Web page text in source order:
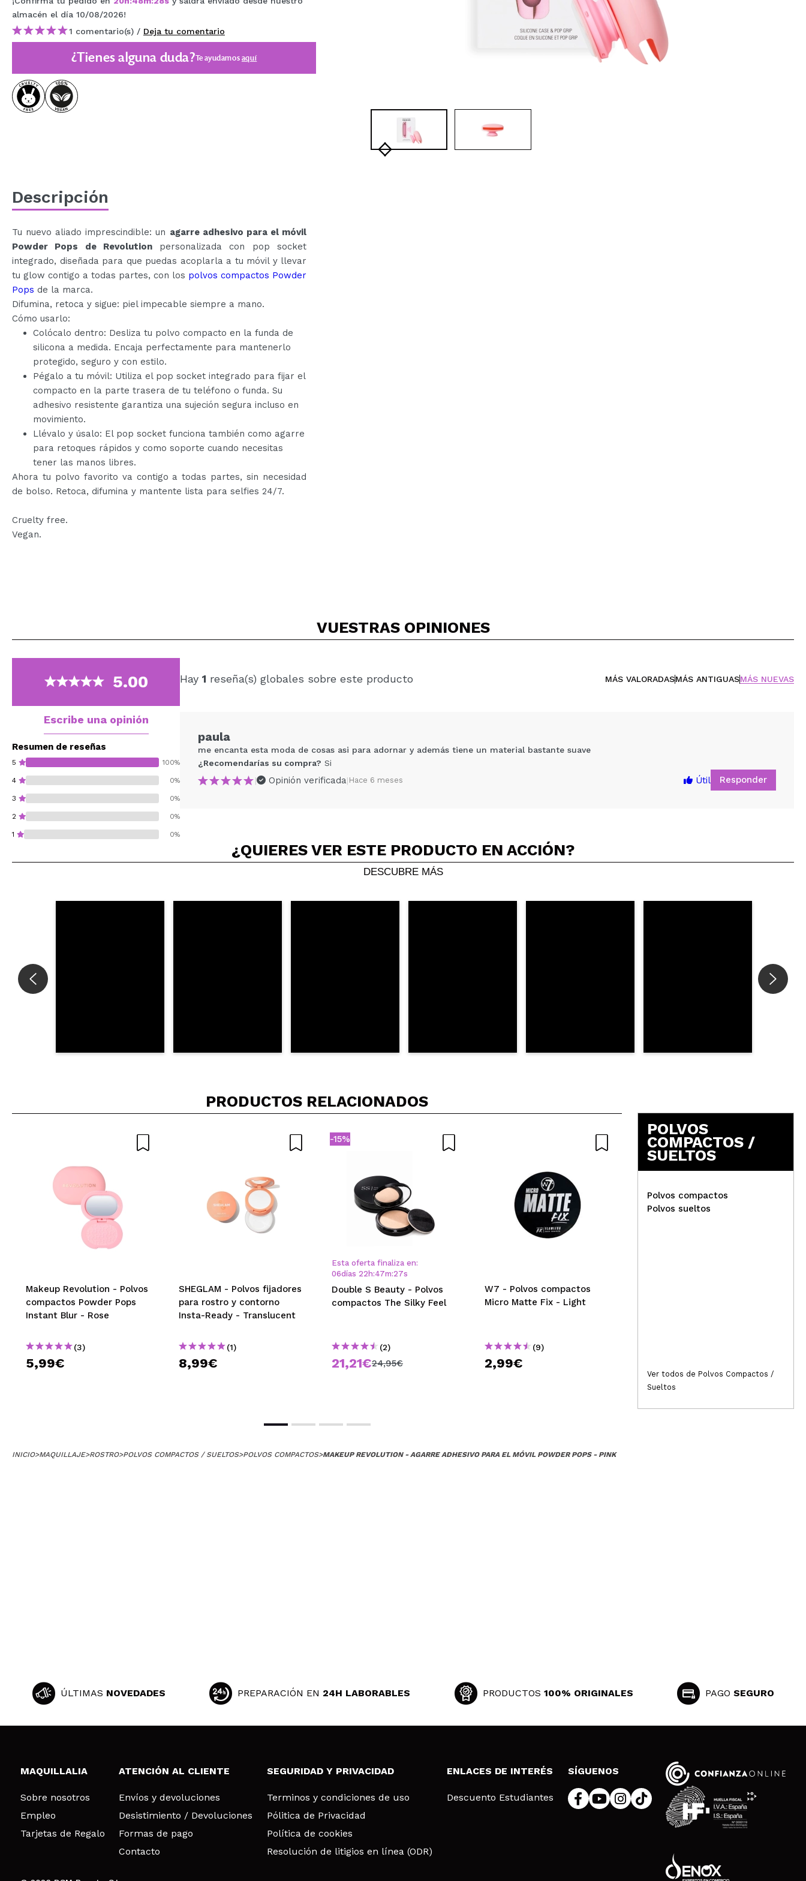
MAQUIFARMA
KOREA ZONE
TRAVEL SIZE
NATURE
PRÓXIMAMENTE
CREAR CUENTA
almacén el día 10/08/2026!
1 comentario(s) / Deja tu comentario
¿Tienes alguna duda?Te ayudamosaquí
Descripción
Tu nuevo aliado imprescindible: un agarre adhesivo para el móvil
Powder Pops de Revolutionpersonalizada con pop socket
integrado, diseñada para que puedas acoplarla a tu móvil y llevar
tu glow contigo a todas partes, con los polvos compactos Powder
Pops de la marca.
Difumina, retoca y sigue: piel impecable siempre a mano.
Cómo usarlo:
Colócalo dentro: Desliza tu polvo compacto en la funda de
silicona a medida. Encaja perfectamente para mantenerlo
protegido, seguro y con estilo.
Pégalo a tu móvil: Utiliza el pop socket integrado para fijar el
compacto en la parte trasera de tu teléfono o funda. Su
adhesivo resistente garantiza una sujeción segura incluso en
movimiento.
Llévalo y úsalo: El pop socket funciona también como agarre
para retoques rápidos y como soporte cuando necesitas
tener las manos libres.
Ahora tu polvo favorito va contigo a todas partes, sin necesidad
de bolso. Retoca, difumina y mantente lista para selfies 24/7.
Cruelty free.
Vegan.
VUESTRAS OPINIONES
5.00
Escribe una opinión
Resumen de reseñas
5 100%
4 0%
3 0%
2 0%
1 0%
Hay 1 reseña(s) globales sobre este producto MÁS VALORADASMÁS ANTIGUASMÁS NUEVAS
Compartir un vídeo o una foto
Tu vídeo podría ser el primero. Imagínatelo...
¿Recomendarías su compra? Si No 5/5
paula
me encanta esta moda de cosas asi para adornar y además tiene un material bastante suave
¿Recomendarías su compra? Si
|
Opinión verificada| Hace 6 meses Útil Responder
¿QUIERES VER ESTE PRODUCTO EN ACCIÓN?
DESCUBRE MÁS
PRODUCTOS RELACIONADOS
Makeup Revolution - Polvos
compactos Powder Pops
Instant Blur - Rose
(3)
5,99€
SHEGLAM - Polvos fijadores
para rostro y contorno
Insta-Ready - Translucent
(1)
8,99€
-15%
Esta oferta finaliza en:
06días 22 h:47m:27s
Double S Beauty - Polvos
compactos The Silky Feel
(2)
21,21€24,95€
W7 - Polvos compactos
Micro Matte Fix - Light
(9)
2,99€
POLVOS
COMPACTOS /
SUELTOS
Polvos compactos
Polvos sueltos
Ver todos de Polvos Compactos /
Sueltos
INICIO>MAQUILLAJE>ROSTRO>POLVOS COMPACTOS / SUELTOS>POLVOS COMPACTOS>MAKEUP REVOLUTION - AGARRE ADHESIVO PARA EL MÓVIL POWDER POPS - PINK
ÚLTIMAS NOVEDADES PREPARACIÓN EN 24H LABORABLES PRODUCTOS 100% ORIGINALES PAGO SEGURO
MAQUILLALIA
Sobre nosotros
Empleo
Tarjetas de Regalo
ATENCIÓN AL CLIENTE
Envíos y devoluciones
Desistimiento / Devoluciones
Formas de pago
Contacto
SEGURIDAD Y PRIVACIDAD
Terminos y condiciones de uso
Pólitica de Privacidad
Política de cookies
Resolución de litigios en línea (ODR)
ENLACES DE INTERÉS
Descuento Estudiantes
SÍGUENOS